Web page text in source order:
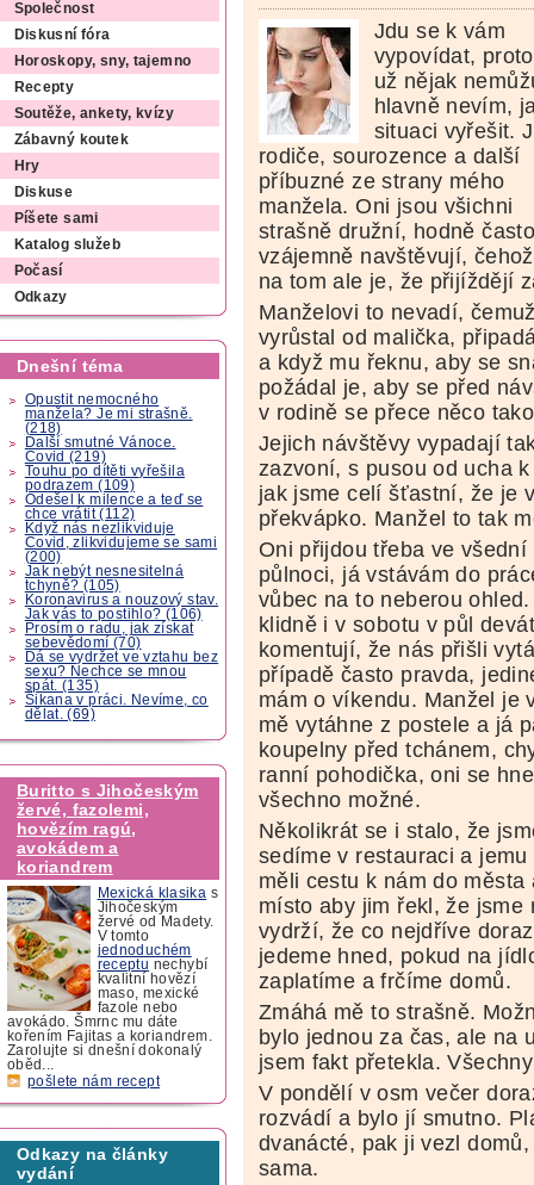
Společnost
Diskusní fóra
Horoskopy, sny, tajemno
Recepty
Soutěže, ankety, kvízy
Zábavný koutek
Hry
Diskuse
Píšete sami
Katalog služeb
Počasí
Odkazy
Dnešní téma
Opustit nemocného
manžela? Je mi strašně.
(218)
Další smutné Vánoce.
Covid (219)
Touhu po dítěti vyřešila
podrazem (109)
Odešel k milence a teď se
chce vrátit (112)
Když nás nezlikviduje
Covid, zlikvidujeme se sami
(200)
Jak nebýt nesnesitelná
tchyně? (105)
Koronavirus a nouzový stav.
Jak vás to postihlo? (106)
Prosím o radu, jak získat
sebevědomí (70)
Dá se vydržet ve vztahu bez
sexu? Nechce se mnou
spát. (135)
Šikana v práci. Nevíme, co
dělat. (69)
Buritto s Jihočeským
žervé, fazolemi,
hovězím ragú,
avokádem a
koriandrem
Mexická klasika s
Jihočeským
žervé od Madety.
V tomto
jednoduchém
receptu nechybí
kvalitní hovězí
maso, mexické
fazole nebo
avokádo. Šmrnc mu dáte
kořením Fajitas a koriandrem.
Zarolujte si dnešní dokonalý
oběd...
pošlete nám recept
Odkazy na články
vydání
Jdu se k vám
vypovídat,
už nějak
hlavně nevím,
situaci vyřešit.
rodiče, sourozence a další
příbuzné ze strany mého
manžela. Oni jsou všichni
strašně družní, hodně
vzájemně navštěvují,
na tom ale je, že přijíždějí
Manželovi to nevadí,
vyrůstal od malička,
a když mu řeknu, aby se
požádal je, aby se před
v rodině se přece něco
Jejich návštěvy vypadají
zazvoní, s pusou od ucha
jak jsme celí šťastní, že je
překvápko. Manžel to tak
Oni přijdou třeba ve
půlnoci, já vstávám do
vůbec na to neberou
klidně i v sobotu v půl
komentují, že nás přišli
případě často pravda,
mám o víkendu. Manžel je
mě vytáhne z postele a já
koupelny před tchánem,
ranní pohodička, oni se
všechno možné.
Několikrát se i stalo, že
sedíme v restauraci a
měli cestu k nám do
místo aby jim řekl, že
vydrží, že co nejdříve
jedeme hned, pokud na
zaplatíme a frčíme domů.
Zmáhá mě to strašně.
bylo jednou za čas, ale na
jsem fakt přetekla.
V pondělí v osm večer
rozvádí a bylo jí smutno.
dvanácté, pak ji vezl
sama.